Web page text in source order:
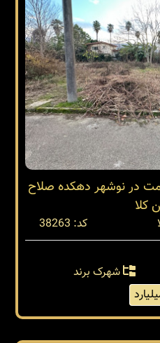
در نوشهر دهکده صلاح
کلا
کد: 38263
شهرک برند